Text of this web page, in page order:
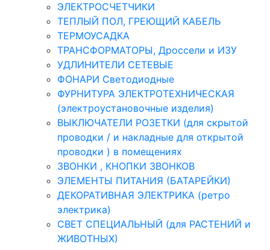
ЭЛЕКТРОСЧЕТЧИКИ
ТЕПЛЫЙ ПОЛ, ГРЕЮЩИЙ КАБЕЛЬ
ТЕРМОУСАДКА
ТРАНСФОРМАТОРЫ, Дроссели и ИЗУ
УДЛИНИТЕЛИ СЕТЕВЫЕ
ФОНАРИ Светодиодные
ФУРНИТУРА ЭЛЕКТРОТЕХНИЧЕСКАЯ
(электроустановочные изделия)
ВЫКЛЮЧАТЕЛИ РОЗЕТКИ (для скрытой
проводки / и накладные для открытой
проводки ) в помещениях
ЗВОНКИ , КНОПКИ ЗВОНКОВ
ЭЛЕМЕНТЫ ПИТАНИЯ (БАТАРЕЙКИ)
ДЕКОРАТИВНАЯ ЭЛЕКТРИКА (ретро
электрика)
СВЕТ СПЕЦИАЛЬНЫЙ (для РАСТЕНИЙ и
ЖИВОТНЫХ)